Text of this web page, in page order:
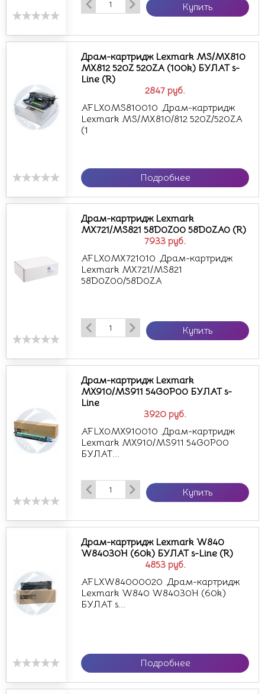
Купить
2847 руб.
Драм-картридж Lexmark MS/MX810
MX812 520Z 520ZA (100k) БУЛАТ s-
Line (R)
AFLX0MS810010 .Драм-картридж
Lexmark MS/MX810/812 520Z/520ZA
(1
Подробнее
7933 руб.
Драм-картридж Lexmark
MX721/MS821 58D0Z00 58D0ZA0 (R)
AFLX0MX721010 .Драм-картридж
Lexmark MX721/MS821
58D0Z00/58D0ZA
Купить
3920 руб.
Драм-картридж Lexmark
MX910/MS911 54G0P00 БУЛАТ s-
Line
AFLX0MX910010 .Драм-картридж
Lexmark MX910/MS911 54G0P00
БУЛАТ...
Купить
4853 руб.
Драм-картридж Lexmark W840
W84030H (60k) БУЛАТ s-Line (R)
AFLXW84000020 .Драм-картридж
Lexmark W840 W84030H (60k)
БУЛАТ s...
Подробнее